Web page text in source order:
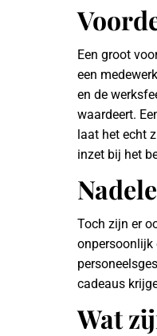
Een groot
een
en de
waardeert.
laat het echt
inzet bij het
Toch zijn er
onpersoonlijk
cadeaus
Wat